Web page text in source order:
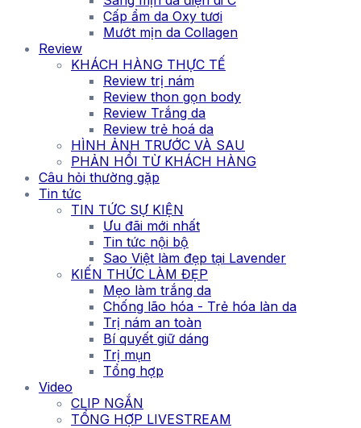
Cấp ẩm da Oxy tươi
Mướt mịn da Collagen
Review
KHÁCH HÀNG THỰC TẾ
Review trị nám
Review thon gọn body
Review Trắng da
Review trẻ hoá da
HÌNH ẢNH TRƯỚC VÀ SAU
PHẢN HỒI TỪ KHÁCH HÀNG
Câu hỏi thường gặp
Tin tức
TIN TỨC SỰ KIỆN
Ưu đãi mới nhất
Tin tức nội bộ
Sao Việt làm đẹp tại Lavender
KIẾN THỨC LÀM ĐẸP
Mẹo làm trắng da
Chống lão hóa - Trẻ hóa làn da
Trị nám an toàn
Bí quyết giữ dáng
Trị mụn
Tổng hợp
Video
CLIP NGẮN
TỔNG HỢP LIVESTREAM